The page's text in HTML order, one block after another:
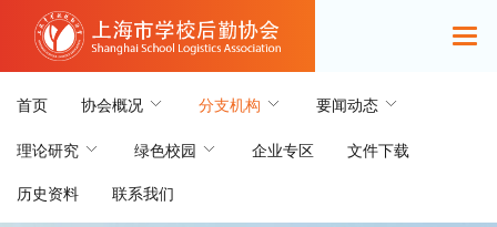
首页 协会概况 分支机构 要闻动态
理论研究 绿色校园 企业专区
文件下载
历史资料
联系我们